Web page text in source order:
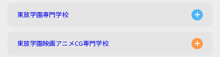
東放学園専門学校
東放学園映画アニメCG専門学校